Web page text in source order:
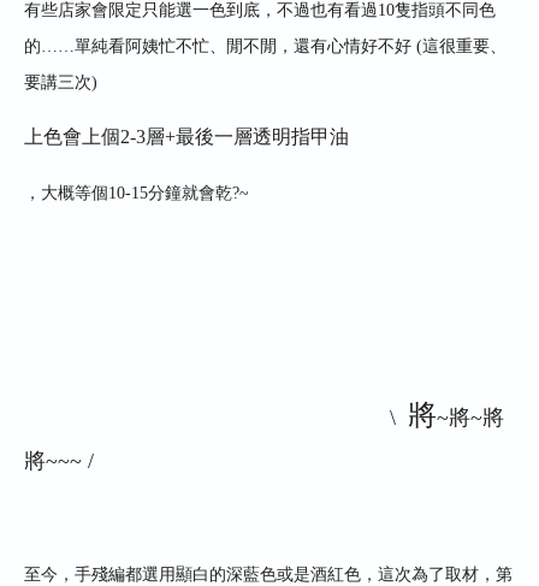
有些店家會限定只能選一色到底 ， 不過也有看過10隻指頭不同色
的……單純看阿姨忙不忙、 閒不閒 ， 還有心情好不好 (這很重要、
要講三次)
上色會上個2-3層+最後一層透明指甲油
，大概等個10-15分鐘就會乾?~
\ 將~將~將
將~~~ /
至今 ， 手殘編都選用顯白的深藍色或是酒紅色，這次為了取材，第